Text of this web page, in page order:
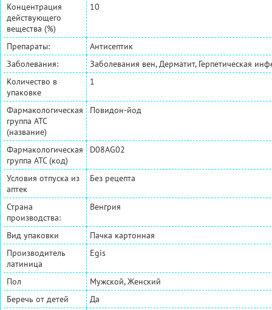
Концентрация
действующего
вещества (%)
10
Препараты:
Антисептик
Заболевания:
Заболевания вен, Дерматит, Герпетическая
Количество в
упаковке
1
Фармакологическая
группа АТС
(название)
Повидон-йод
Фармакологическая
группа АТС (код)
D08AG02
Условия отпуска из
аптек
Без рецепта
Страна
производства:
Венгрия
Вид упаковки
Пачка картонная
Производитель
латиница
Egis
Пол
Мужской, Женский
Беречь от детей
Да